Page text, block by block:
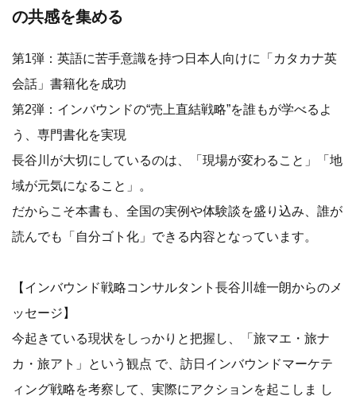
の共感を集める
第1弾：英語に苦手意識を持つ日本人向けに「カタカナ英
会話」書籍化を成功
第2弾：インバウンドの“売上直結戦略”を誰もが学べるよ
う、専門書化を実現
長谷川が大切にしているのは、「現場が変わること」「地
域が元気になること」。
だからこそ本書も、全国の実例や体験談を盛り込み、誰が
読んでも「自分ゴト化」できる内容となっています。
【インバウンド戦略コンサルタント長谷川雄一朗からのメ
ッセージ】
今起きている現状をしっかりと把握し、「旅マエ・旅ナ
カ・旅アト」という観点 で、訪日インバウンドマーケテ
ィング戦略を考察して、実際にアクションを起こしま し